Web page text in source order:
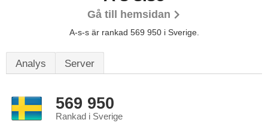
Gå till hemsidan
A-s-s är rankad 569 950 i Sverige.
Analys Server
569 950
Rankad i Sverige